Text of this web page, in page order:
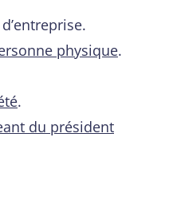
physique.
.
du président